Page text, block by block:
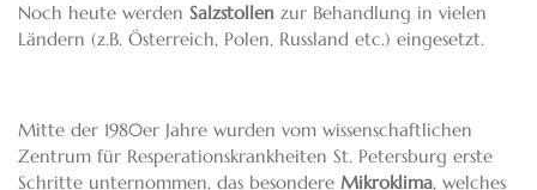
Noch heute werden Salzstollen zur Behandlung in vielen
Ländern (z.B. Österreich, Polen, Russland etc.) eingesetzt.
Mitte der 1980er Jahre wurden vom wissenschaftlichen
Zentrum für Resperationskrankheiten St. Petersburg erste
Schritte unternommen, das besondere Mikroklima, welches